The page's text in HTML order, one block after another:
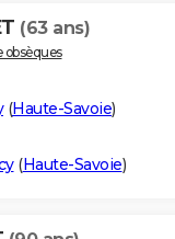
(63 ans)
(Haute-Savoie)
(Haute-Savoie)